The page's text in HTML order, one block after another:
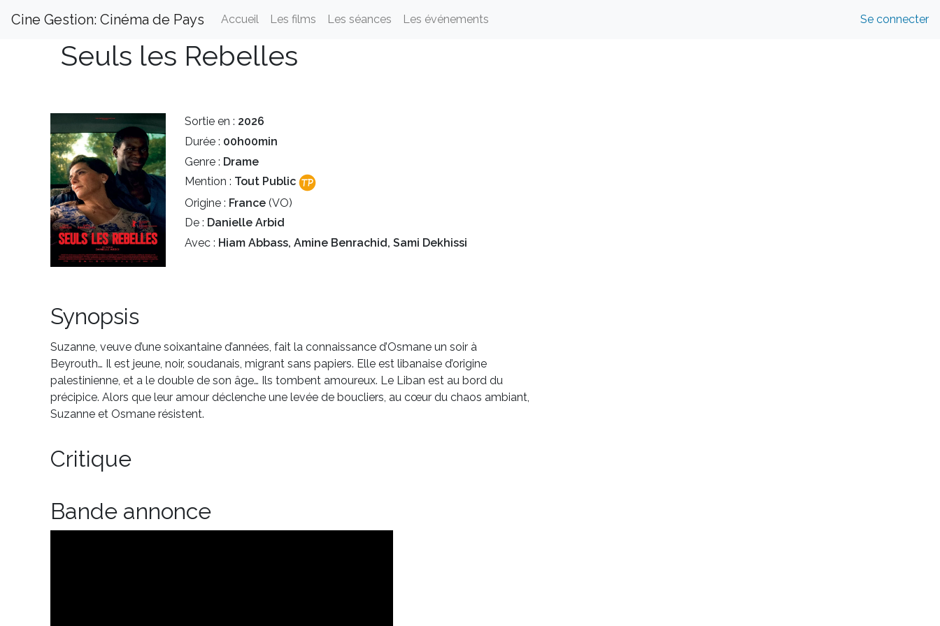
Cine Gestion: Cinéma de Pays Accueil Les films Les séances Les événements Se connecter
Seuls les Rebelles
Sortie en : 2026
Durée : 00h00min
Genre : Drame
Mention : Tout Public
Origine : France (VO)
De : Danielle Arbid
Avec : Hiam Abbass, Amine Benrachid, Sami Dekhissi
Synopsis
Suzanne, veuve d’une soixantaine d’années, fait la connaissance d’Osmane un soir à
Beyrouth… Il est jeune, noir, soudanais, migrant sans papiers. Elle est libanaise d’origine
palestinienne, et a le double de son âge… Ils tombent amoureux. Le Liban est au bord du
précipice. Alors que leur amour déclenche une levée de boucliers, au cœur du chaos ambiant,
Suzanne et Osmane résistent.
Critique
Bande annonce